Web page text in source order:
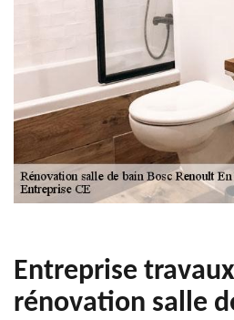
Entreprise
rénovation salle